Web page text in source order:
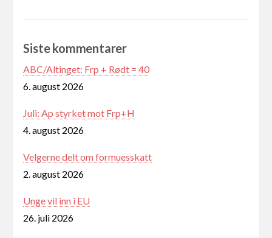
Siste kommentarer
ABC/Altinget: Frp + Rødt = 40
6. august 2026
Juli: Ap styrket mot Frp+H
4. august 2026
Velgerne delt om formuesskatt
2. august 2026
Unge vil inn i EU
26. juli 2026